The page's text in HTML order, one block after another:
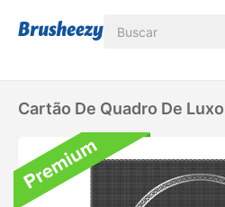
Cartão De Quadro De